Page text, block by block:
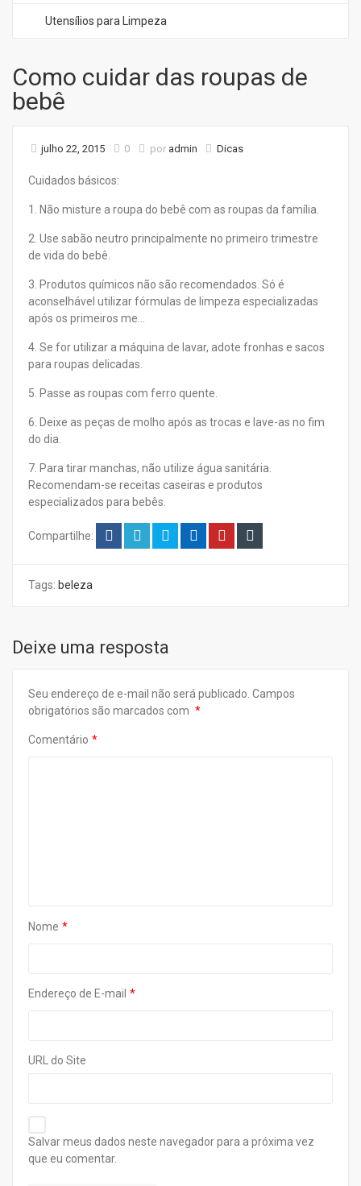
Utensílios para Limpeza
Como cuidar das roupas de
bebê
julho 22, 2015 0 por admin Dicas
Cuidados básicos:
1. Não misture a roupa do bebê com as roupas da família.
2. Use sabão neutro principalmente no primeiro trimestre
de vida do bebê.
3. Produtos químicos não são recomendados. Só é
aconselhável utilizar fórmulas de limpeza especializadas
após os primeiros me…
4. Se for utilizar a máquina de lavar, adote fronhas e sacos
para roupas delicadas.
5. Passe as roupas com ferro quente.
6. Deixe as peças de molho após as trocas e lave-as no fim
do dia.
7. Para tirar manchas, não utilize água sanitária.
Recomendam-se receitas caseiras e produtos
especializados para bebês.
Compartilhe:
Tags: beleza
Deixe uma resposta
Seu endereço de e-mail não será publicado. Campos
obrigatórios são marcados com
Comentário
Nome
Endereço de E-mail
URL do Site
Salvar meus dados neste navegador para a próxima vez
que eu comentar.